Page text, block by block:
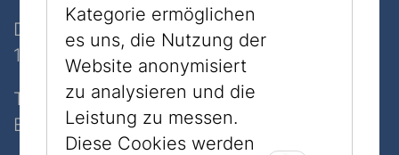
Dorotheergasse 11
1010 Wien
Tel:
+43 1 535 04 31
E-Mail:info@jmw.at
Kategorie ermöglichen
es uns, die Nutzung der
Website anonymisiert
zu analysieren und die
Leistung zu messen.
Diese Cookies werden